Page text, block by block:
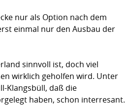
nur als Option nach dem
einmal nur den Ausbau der
sinnvoll ist, doch viel
wirklich geholfen wird. Unter
Klangsbüll, daß die
haben, schon interresant.